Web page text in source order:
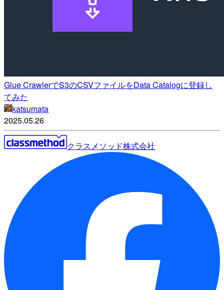
Glue CrawlerでS3のCSVファイルをData Catalogに登録し
てみた
katsumata
2025.05.26
クラスメソッド株式会社